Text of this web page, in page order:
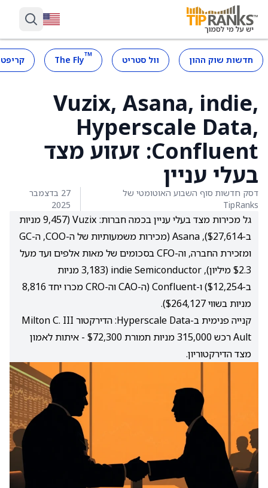
חדשות שוק ההון וול סטריט ™
The Fly
Vuzix, Asana, indie,
Hyperscale Data,
Confluent: זעזוע מצד
בעלי עניין
דסק חדשות סוף השבוע האוטומטי של
TipRanks
27 בדצמבר
2025
גל מכירות מצד בעלי עניין בכמה חברות: Vuzix (9,457 מניות
ב-$27,614), Asana (מכירות משמעותיות של ה-COO, ה-GC
ומזכירת החברה, וה-CFO בסכומים של מאות אלפים ועד מעל
$2.3 מיליון), indie Semiconductor (3,183 מניות
ב-$12,254) ו-Confluent (ה-CAO וה-CRO מכרו יחד 8,816
מניות בשווי $264,127).
קנייה פנימית ב-Hyperscale Data: הדירקטור Milton C. III
Ault רכש 315,000 מניות תמורת $72,300 - איתות לאמון
מצד הדירקטוריון.